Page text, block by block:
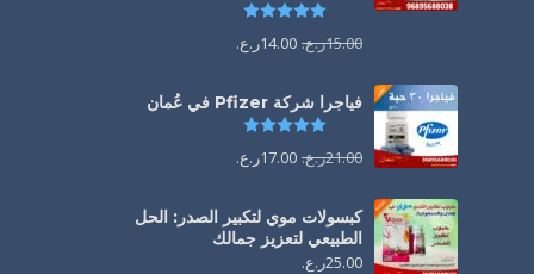
15.00ر.ع. 14.00ر.ع.
فياجرا شركة Pfizer في عُمان
21.00ر.ع. 17.00ر.ع.
كبسولات موي لتكبير الصدر: الحل
الطبيعي لتعزيز جمالك
25.00ر.ع.